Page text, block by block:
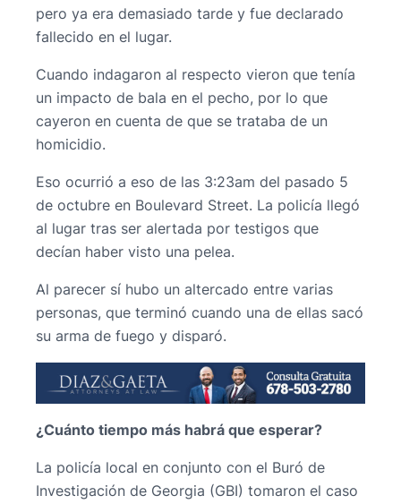
pero ya era demasiado tarde y fue declarado
fallecido en el lugar.
Cuando indagaron al respecto vieron que tenía
un impacto de bala en el pecho, por lo que
cayeron en cuenta de que se trataba de un
homicidio.
Eso ocurrió a eso de las 3:23am del pasado 5
de octubre en Boulevard Street. La policía llegó
al lugar tras ser alertada por testigos que
decían haber visto una pelea.
Al parecer sí hubo un altercado entre varias
personas, que terminó cuando una de ellas sacó
su arma de fuego y disparó.
¿Cuánto tiempo más habrá que esperar?
La policía local en conjunto con el Buró de
Investigación de Georgia (GBI) tomaron el caso